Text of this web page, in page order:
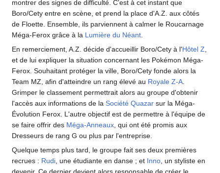
montrer des signes de difficulté. C'est à cet instant que
Boro/Cety entre en scène, et prend la place d'A.Z. aux côtés
de Floette. Ensemble, ils parviennent à calmer le Roucarnage
Méga-Ferox grâce à la Lumière du Néant.
En remerciement, A.Z. décide d'accueillir Boro/Cety à l'Hôtel Z,
et de lui expliquer la situation concernant les Pokémon Méga-
Ferox. Souhaitant protéger la ville, Boro/Cety fonde alors la
Team MZ, afin d'atteindre un rang élevé au Royale Z-A.
Grimper le classement permettrait alors au groupe d'obtenir
l'accès aux informations de la Société Quazar sur la Méga-
Évolution Ferox. L'autre objectif est de permettre à l'équipe de
se faire offrir des Méga-Anneaux, qui ont été promis aux
Dresseurs de rang G ou plus par l'entreprise.
Quelque temps plus tard, le groupe fait ses deux premières
recrues : Rudi, une étudiante en danse ; et Inno, un styliste en